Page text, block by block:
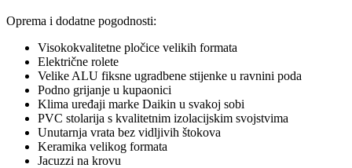
Oprema i dodatne pogodnosti:
Visokokvalitetne pločice velikih formata
Električne rolete
Velike ALU fiksne ugradbene stijenke u ravnini poda
Podno grijanje u kupaonici
Klima uređaji marke Daikin u svakoj sobi
PVC stolarija s kvalitetnim izolacijskim svojstvima
Unutarnja vrata bez vidljivih štokova
Keramika velikog formata
Jacuzzi na krovu